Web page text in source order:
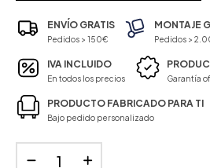
ENVÍO GRATIS
Pedidos > 150€
MONTAJE
Pedidos >
IVA INCLUIDO
En todos los precios Garantía
PRODUCTO FABRICADO PARA TI
Bajo pedido personalizado